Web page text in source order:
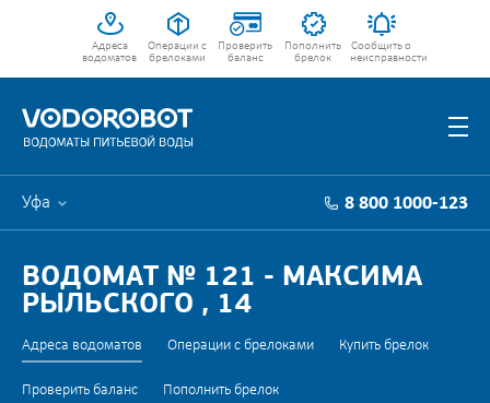
Адреса
водоматов
Операции с
брелоками
Проверить
баланс
Пополнить
брелок
Сообщить о
неисправности
Уфа 8 800 1000-123
ВОДОМАТ № 121 - МАКСИМА
РЫЛЬСКОГО , 14
Адреса водоматов Операции с брелоками Купить брелок
Проверить баланс Пополнить брелок